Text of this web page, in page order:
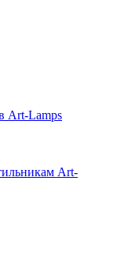
Art-Lamps
Art-